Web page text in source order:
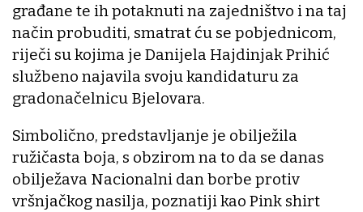
građane te ih potaknuti na zajedništvo i na taj
način probuditi, smatrat ću se pobjednicom,
riječi su kojima je Danijela Hajdinjak Prihić
službeno najavila svoju kandidaturu za
gradonačelnicu Bjelovara.
Simbolično, predstavljanje je obilježila
ružičasta boja, s obzirom na to da se danas
obilježava Nacionalni dan borbe protiv
vršnjačkog nasilja, poznatiji kao Pink shirt